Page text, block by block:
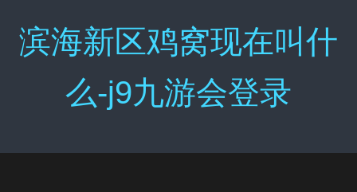
滨海新区鸡窝现在叫什
么-j9九游会登录